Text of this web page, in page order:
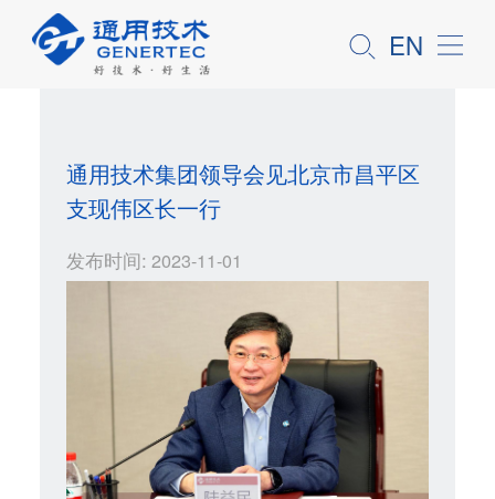
EN
通用技术集团领导会见北京市昌平区
支现伟区长一行
发布时间: 2023-11-01